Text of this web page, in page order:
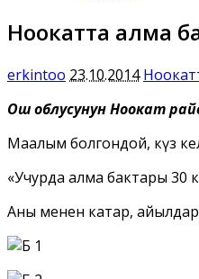
Ноокатта алма
erkintoo 23.10.2014
Ош облусунун Ноокат
Маалым болгондой, күз
«Учурда алма бактары 30
Аны менен катар,